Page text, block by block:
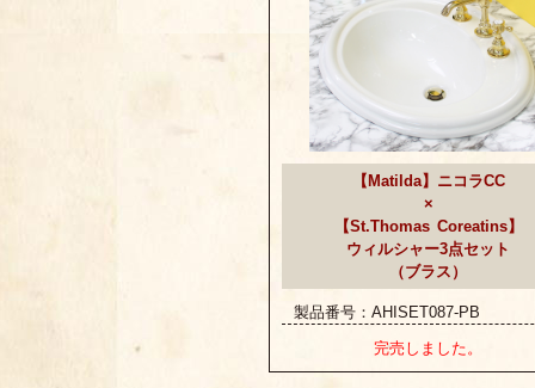
【Matilda】ニコラCC
×
【St.Thomas Coreatins】
ウィルシャー3点セット
（ブラス）
製品番号：AHISET087-PB
完売しました。